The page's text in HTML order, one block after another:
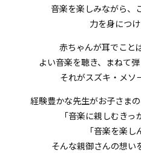
音楽を楽しみながら、
力を身につけ
赤ちゃんが耳でこと
よい音楽を聴き、まねて
それがスズキ・メソ
経験豊かな先生がお子さま
「音楽に親しむきっ
「音楽を楽し
そんな親御さんの想い